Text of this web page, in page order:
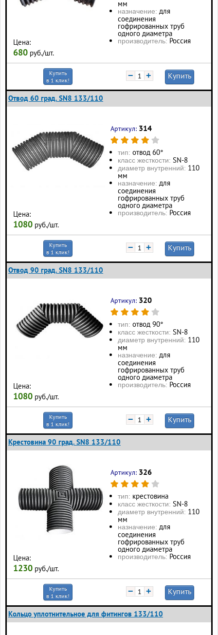
Цена:
680 руб./шт.
мм
назначение: для
соединения
гофрированных труб
одного диаметра
производитель: Россия
Купить
в 1 клик!
− + Купить
Отвод 60 град. SN8 133/110
Цена:
1080 руб./шт.
Артикул: 314
тип: отвод 60°
класс жесткости: SN-8
диаметр внутренний: 110
мм
назначение: для
соединения
гофрированных труб
одного диаметра
производитель: Россия
Купить
в 1 клик!
− + Купить
Отвод 90 град. SN8 133/110
Цена:
1080 руб./шт.
Артикул: 320
тип: отвод 90°
класс жесткости: SN-8
диаметр внутренний: 110
мм
назначение: для
соединения
гофрированных труб
одного диаметра
производитель: Россия
Купить
в 1 клик!
− + Купить
Крестовина 90 град. SN8 133/110
Цена:
1230 руб./шт.
Артикул: 326
тип: крестовина
класс жесткости: SN-8
диаметр внутренний: 110
мм
назначение: для
соединения
гофрированных труб
одного диаметра
производитель: Россия
Купить
в 1 клик!
− + Купить
Кольцо уплотнительное для фитингов 133/110